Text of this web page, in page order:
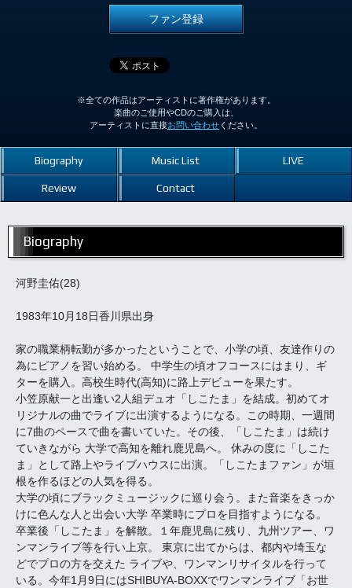
ファン登録
※全ての作品はアーティストに著作権があります。
楽曲のご使用やCDのご購入は、
アーティストに直接お問い合わせ ください。
Biography Music List LIVE
Review Contact
Biography
河野圭佑(28)
1983年10月18日香川県出身
家の職業柄転勤が多かったということで、小学の頃、友達作りの
為にピアノを習い始める。 中学生の頃オフコースにはまり、ギ
ターを購入。高校生時代(高知)に路上デビューを果たす。
小笠原献一と出逢い2人組デュオ「しこたま」を結成。初めてオ
リジナルの曲でライブに出演するようになる。この時期、一週間
に7曲のペースで曲を書いていた。その後、「しこたま」は続け
ていきながら 大学で高知を離れ鹿児島へ。 休みの度に「しこた
ま」として路上やライブハウスに出演。「しこたまファン」が垣
根を作るほどの人気を得る。
大学の頃にブラックミュージックに巡り会う。また音楽をきっか
けに色んな人と出会い大学 卒業時にプロを目指すようになる。
卒業後「しこたま」を解散。１年鹿児島に残り、九州ツアー、ワ
ンマンライブ等を行い上京。 東京に出てからは、都内や埼玉な
どでプロの方を交えた ライブや、ワンマンリサイタルを行って
いる。今年1月9日にはSHIBUYA-BOXXでワンマンライブ「お世